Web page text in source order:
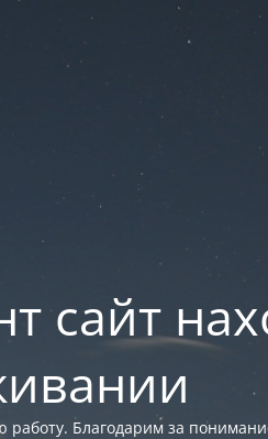
сайт
работу. Благодарим за